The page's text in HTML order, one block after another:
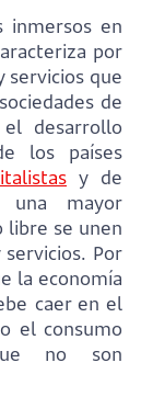
inmersos en
por
servicios que
de
desarrollo
los países
y de
una mayor
se unen
Por
la economía
caer en el
el consumo
no son